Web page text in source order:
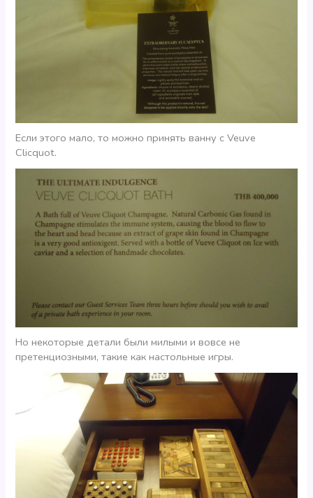
Если этого мало, то можно принять ванну с Veuve
Clicquot.
Но некоторые детали были милыми и вовсе не
претенциозными, такие как настольные игры.